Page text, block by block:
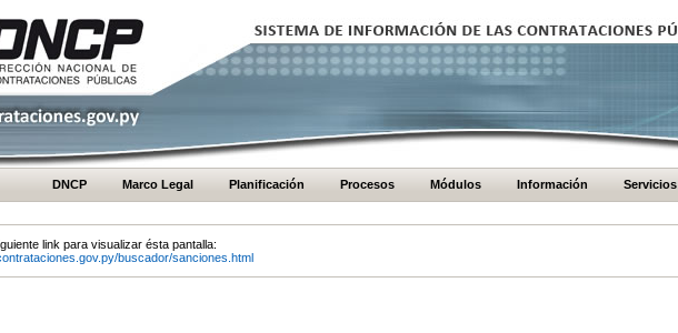
DNCP Marco Legal Planificación Procesos Módulos Información Servicios
link para visualizar ésta pantalla:
buscador/sanciones.html